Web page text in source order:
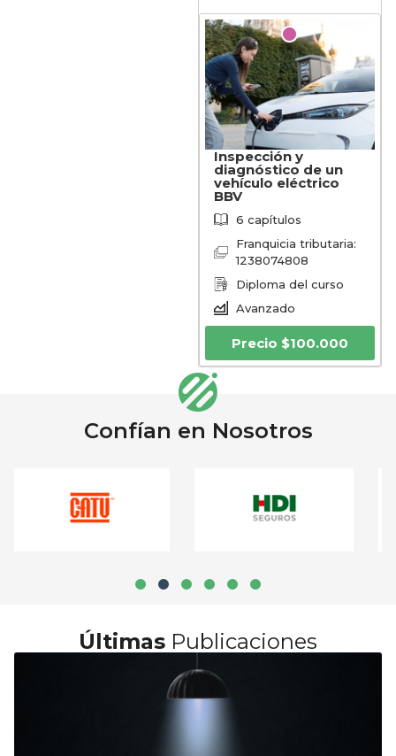
Inspección y
diagnóstico de un
vehículo eléctrico
BBV
6 capítulos
Franquicia tributaria:
1238074808
Diploma del curso
Avanzado
Precio $100.000
Confían en Nosotros
Últimas Publicaciones